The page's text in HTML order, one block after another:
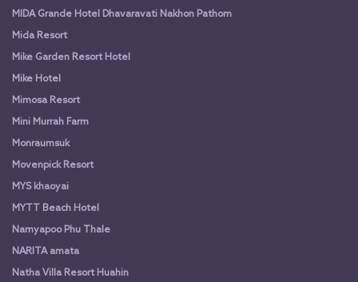
MIDA Grande Hotel Dhavaravati Nakhon Pathom
Mida Resort
Mike Garden Resort Hotel
Mike Hotel
Mimosa Resort
Mini Murrah Farm
Monraumsuk
Movenpick Resort
MYS khaoyai
MYTT Beach Hotel
Namyapoo Phu Thale
NARITA amata
Natha Villa Resort Huahin